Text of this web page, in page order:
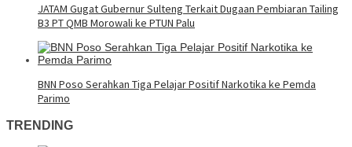
JATAM Gugat Gubernur Sulteng Terkait Dugaan Pembiaran Tailing
B3 PT QMB Morowali ke PTUN Palu
BNN Poso Serahkan Tiga Pelajar Positif Narkotika ke Pemda
Parimo
TRENDING